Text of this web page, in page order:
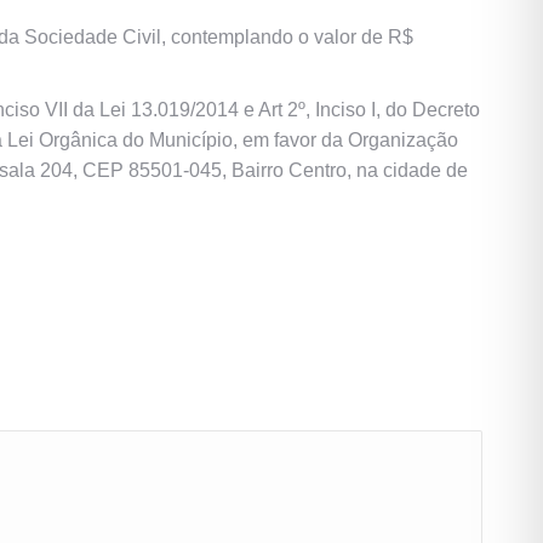
Sociedade Civil, contemplando o valor de R$
VII da Lei 13.019/2014 e Art 2º, Inciso I, do Decreto
Orgânica do Município, em favor da Organização
204, CEP 85501-045, Bairro Centro, na cidade de